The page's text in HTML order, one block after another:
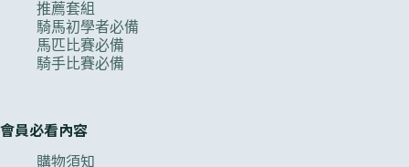
推薦套組
騎馬初學者必備
馬匹比賽必備
騎手比賽必備
會員必看內容
購物須知